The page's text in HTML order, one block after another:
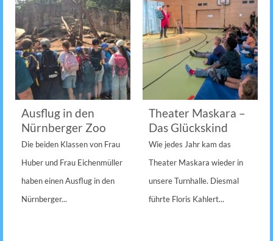
Ausflug in den
Nürnberger Zoo
Die beiden Klassen von Frau
Huber und Frau Eichenmüller
haben einen Ausflug in den
Nürnberger...
Theater Maskara –
Das Glückskind
Wie jedes Jahr kam das
Theater Maskara wieder in
unsere Turnhalle. Diesmal
führte Floris Kahlert...